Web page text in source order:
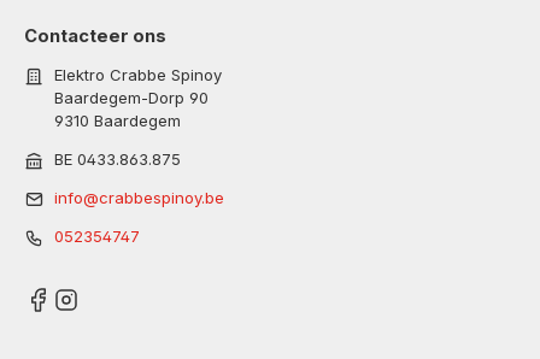
Contacteer ons
Elektro Crabbe Spinoy
Baardegem-Dorp 90
9310 Baardegem
BE 0433.863.875
info@crabbespinoy.be
052354747